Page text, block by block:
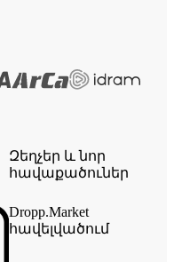
Զեղչեր և նոր
հավաքածուներ
Dropp.Market
հավելվածում